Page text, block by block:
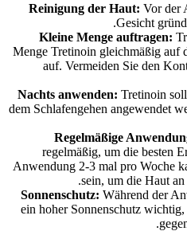
Reinigung der Haut: Vor der
Gesicht
Kleine Menge auftragen:
Menge Tretinoin gleichmäßig auf
auf. Vermeiden Sie den
Nachts anwenden: Tretinoin
dem Schlafengehen angewendet
Regelmäßige
regelmäßig, um die besten
Anwendung 2-3 mal pro Woche
sein, um die Haut
Sonnenschutz: Während der
ein hoher Sonnenschutz